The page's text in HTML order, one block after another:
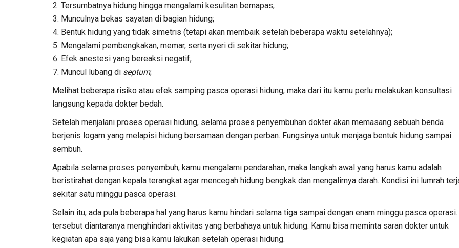
Tersumbatnya hidung hingga mengalami kesulitan bernapas;
Munculnya bekas sayatan di bagian hidung;
Bentuk hidung yang tidak simetris (tetapi akan membaik setelah beberapa waktu setelahnya);
Mengalami pembengkakan, memar, serta nyeri di sekitar hidung;
Efek anestesi yang bereaksi negatif;
Muncul lubang di septum;
Melihat beberapa risiko atau efek samping pasca operasi hidung, maka dari itu kamu perlu melakukan konsultasi
langsung kepada dokter bedah.
Setelah menjalani proses operasi hidung, selama proses penyembuhan dokter akan memasang sebuah benda
berjenis logam yang melapisi hidung bersamaan dengan perban. Fungsinya untuk menjaga bentuk hidung sampai
sembuh.
Apabila selama proses penyembuh, kamu mengalami pendarahan, maka langkah awal yang harus kamu adalah
beristirahat dengan kepala terangkat agar mencegah hidung bengkak dan mengalirnya darah. Kondisi ini lumrah
sekitar satu minggu pasca operasi.
Selain itu, ada pula beberapa hal yang harus kamu hindari selama tiga sampai dengan enam minggu pasca
tersebut diantaranya menghindari aktivitas yang berbahaya untuk hidung. Kamu bisa meminta saran dokter untuk
kegiatan apa saja yang bisa kamu lakukan setelah operasi hidung.